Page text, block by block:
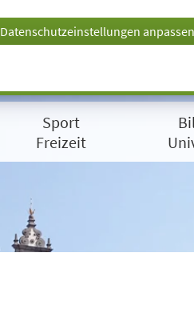
Datenschutzeinstellungen anpassen
Sport
Freizeit